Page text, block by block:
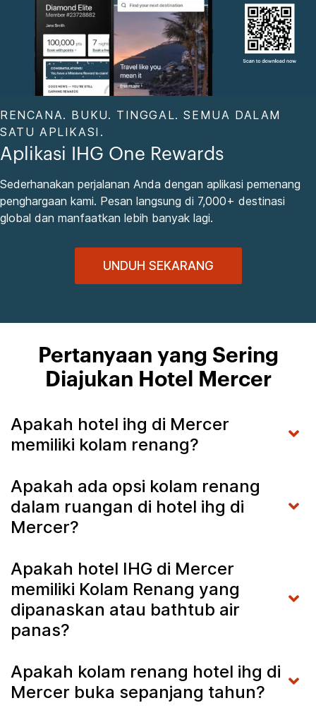
RENCANA. BUKU. TINGGAL. SEMUA DALAM
SATU APLIKASI.
Aplikasi IHG One Rewards
Sederhanakan perjalanan Anda dengan aplikasi pemenang
penghargaan kami. Pesan langsung di 7,000+ destinasi
global dan manfaatkan lebih banyak lagi.
UNDUH SEKARANG
Pertanyaan yang Sering
Diajukan Hotel Mercer
Apakah hotel ihg di Mercer
memiliki kolam renang?
Apakah ada opsi kolam renang
dalam ruangan di hotel ihg di
Mercer?
Apakah hotel IHG di Mercer
memiliki Kolam Renang yang
dipanaskan atau bathtub air
panas?
Apakah kolam renang hotel ihg di
Mercer buka sepanjang tahun?